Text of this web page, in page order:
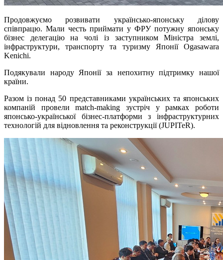
Продовжуємо розвивати українсько-японську ділову
співпрацю. Мали честь приймати у ФРУ потужну японську
бізнес делегацію на чолі із заступником Міністра землі,
інфраструктури, транспорту та туризму Японії Ogasawara
Kenichi.
Подякували народу Японії за непохитну підтримку нашої
країни.
Разом із понад 50 представниками українських та японських
компаній провели match-making зустріч у рамках роботи
японсько-української бізнес-платформи з інфраструктурних
технологій для відновлення та реконструкції (JUPITeR).